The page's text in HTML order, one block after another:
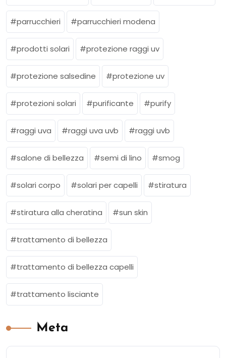
parrucchieri parrucchieri modena
prodotti solari protezione raggi uv
protezione salsedine protezione uv
protezioni solari purificante purify
raggi uva raggi uva uvb raggi uvb
salone di bellezza semi di lino smog
solari corpo solari per capelli stiratura
stiratura alla cheratina sun skin
trattamento di bellezza
trattamento di bellezza capelli
trattamento lisciante
Meta